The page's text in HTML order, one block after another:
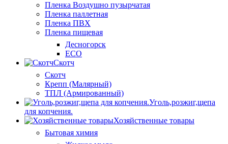
Пленка Воздушно пузырчатая
Пленка паллетная
Пленка ПВХ
Пленка пищевая
Десногорск
ECO
Скотч
Скотч
Крепп (Малярный)
ТПЛ (Армированный)
Уголь,розжиг,щепа
для копчения.
Хозяйственные товары
Бытовая химия